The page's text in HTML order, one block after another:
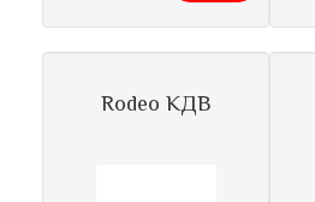
Rodeo КДВ